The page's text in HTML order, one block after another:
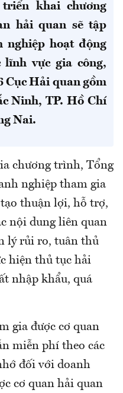
khai chương
hải quan sẽ tập
nghiệp hoạt động
vực gia công,
Cục Hải quan gồm
Ninh, TP. Hồ Chí
Nai.
chương trình, Tổng
nghiệp tham gia
tạo thuận lợi, hỗ trợ,
nội dung liên quan
lý rủi ro, tuân thủ
hiện thủ tục hải
nhập khẩu, quá
gia được cơ quan
miễn phí theo các
đối với doanh
cơ quan hải quan